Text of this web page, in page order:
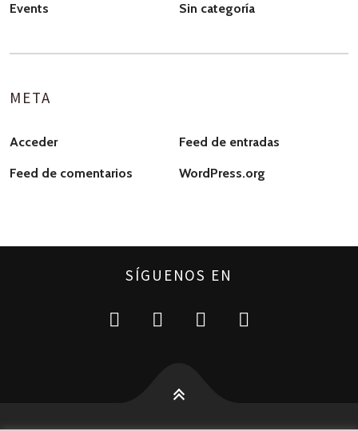
Events Sin categoría
META
Acceder Feed de entradas
Feed de comentarios WordPress.org
SÍGUENOS EN